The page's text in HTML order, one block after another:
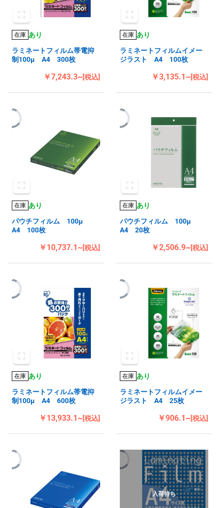
在庫 あり
ラミネートフィルム帯電抑
制100μ A4 300枚
￥7,243.3~[税込]
在庫 あり
ラミネートフィルムイメー
ジラスト A4 100枚
￥3,135.1~[税込]
在庫 あり
パウチフィルム 100μ
A4 100枚
￥10,737.1~[税込]
在庫 あり
パウチフィルム 100μ
A4 20枚
￥2,506.9~[税込]
在庫 あり
ラミネートフィルム帯電抑
制100μ A4 600枚
￥13,933.1~[税込]
在庫 あり
ラミネートフィルムイメー
ジラスト A4 25枚
￥906.1~[税込]
入荷待ち